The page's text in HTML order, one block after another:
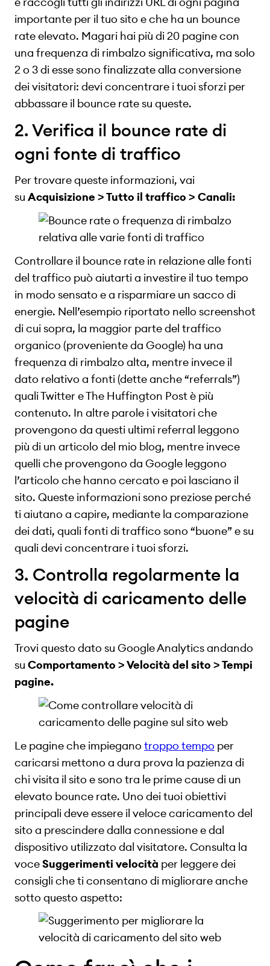
importante per il tuo sito e che ha un bounce
rate elevato. Magari hai più di 20 pagine con
una frequenza di rimbalzo significativa, ma solo
2 o 3 di esse sono finalizzate alla conversione
dei visitatori: devi concentrare i tuoi sforzi per
abbassare il bounce rate su queste.
2. Verifica il bounce rate di
ogni fonte di traffico
Per trovare queste informazioni, vai
su Acquisizione > Tutto il traffico > Canali:
Controllare il bounce rate in relazione alle fonti
del traffico può aiutarti a investire il tuo tempo
in modo sensato e a risparmiare un sacco di
energie. Nell’esempio riportato nello screenshot
di cui sopra, la maggior parte del traffico
organico (proveniente da Google) ha una
frequenza di rimbalzo alta, mentre invece il
dato relativo a fonti (dette anche “referrals”)
quali Twitter e The Huffington Post è più
contenuto. In altre parole i visitatori che
provengono da questi ultimi referral leggono
più di un articolo del mio blog, mentre invece
quelli che provengono da Google leggono
l’articolo che hanno cercato e poi lasciano il
sito. Queste informazioni sono preziose perché
ti aiutano a capire, mediante la comparazione
dei dati, quali fonti di traffico sono “buone” e su
quali devi concentrare i tuoi sforzi.
3. Controlla regolarmente la
velocità di caricamento delle
pagine
Trovi questo dato su Google Analytics andando
su Comportamento > Velocità del sito > Tempi
pagine.
Le pagine che impieganotroppo tempo per
caricarsi mettono a dura prova la pazienza di
chi visita il sito e sono tra le prime cause di un
elevato bounce rate. Uno dei tuoi obiettivi
principali deve essere il veloce caricamento del
sito a prescindere dalla connessione e dal
dispositivo utilizzato dal visitatore. Consulta la
voceSuggerimenti velocità per leggere dei
consigli che ti consentano di migliorare anche
sotto questo aspetto: